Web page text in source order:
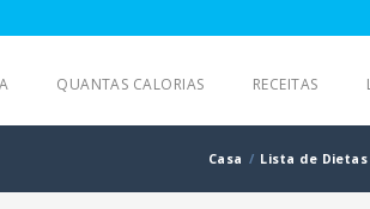
QUANTAS CALORIAS RECEITAS
Casa Lista de Dietas